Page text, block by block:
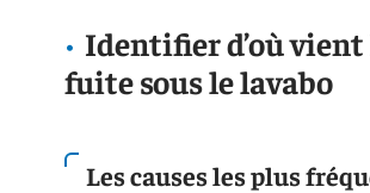
Identifier d’où
fuite sous le lavabo
Les causes les plus